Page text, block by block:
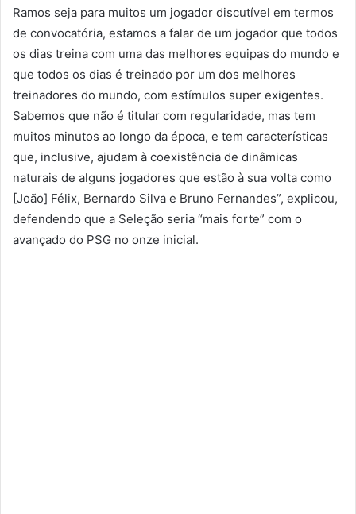
Ramos seja para muitos um jogador discutível em termos
de convocatória, estamos a falar de um jogador que todos
os dias treina com uma das melhores equipas do mundo e
que todos os dias é treinado por um dos melhores
treinadores do mundo, com estímulos super exigentes.
Sabemos que não é titular com regularidade, mas tem
muitos minutos ao longo da época, e tem características
que, inclusive, ajudam à coexistência de dinâmicas
naturais de alguns jogadores que estão à sua volta como
[João] Félix, Bernardo Silva e Bruno Fernandes”, explicou,
defendendo que a Seleção seria “mais forte” com o
avançado do PSG no onze inicial.